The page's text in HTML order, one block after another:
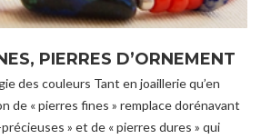
PIERRES D’ORNEMENT
des couleurs Tant en joaillerie qu’en
de « pierres fines » remplace dorénavant
» et de « pierres dures » qui